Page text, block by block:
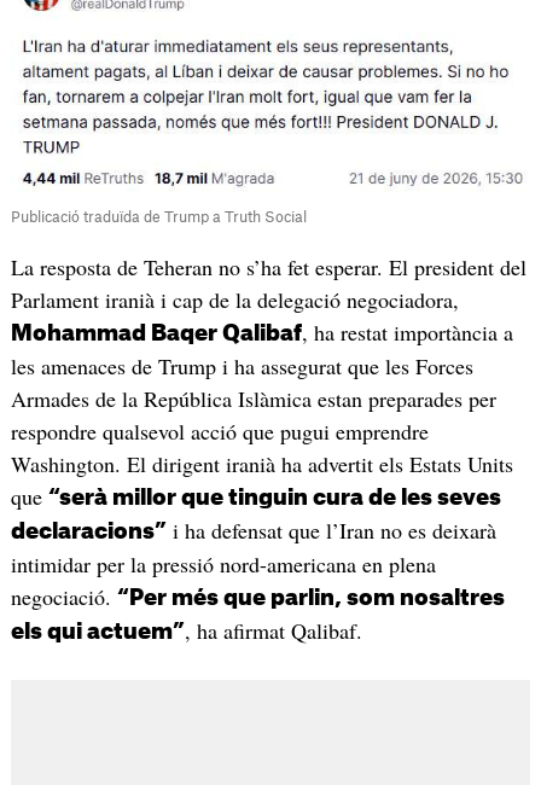
Publicació traduïda de Trump a Truth Social
La resposta de Teheran no s’ha fet esperar. El president del
Parlament iranià i cap de la delegació negociadora,
Mohammad Baqer Qalibaf, ha restat importància a
les amenaces de Trump i ha assegurat que les Forces
Armades de la República Islàmica estan preparades per
respondre qualsevol acció que pugui emprendre
Washington. El dirigent iranià ha advertit els Estats Units
que “serà millor que tinguin cura de les seves
declaracions”i ha defensat que l’Iran no es deixarà
intimidar per la pressió nord-americana en plena
negociació. “Per més que parlin, som nosaltres
els qui actuem”, ha afirmat Qalibaf.